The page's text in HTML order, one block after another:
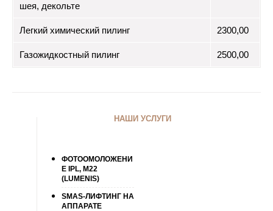
шея, декольте
Легкий химический пилинг 2300,00
Газожидкостный пилинг 2500,00
НАШИ УСЛУГИ
ФОТООМОЛОЖЕНИ
Е IPL, М22
(LUMENIS)
SMAS-ЛИФТИНГ НА
АППАРАТЕ